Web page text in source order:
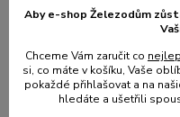
shop
2024
Aby e-shop Železodům
Chceme Vám zaručit co
si, co máte v košíku, Vaše
pokaždé přihlašovat a na
hledáte a ušetřili